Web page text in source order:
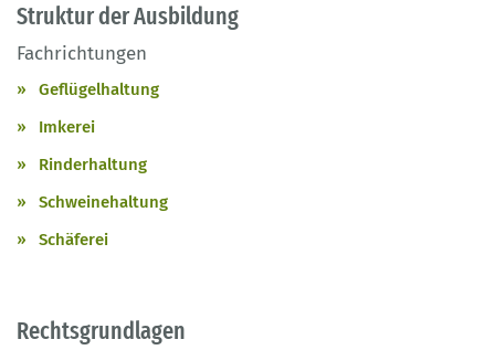
Struktur der Ausbildung
Fachrichtungen
Geflügelhaltung
Imkerei
Rinderhaltung
Schweinehaltung
Schäferei
Rechtsgrundlagen